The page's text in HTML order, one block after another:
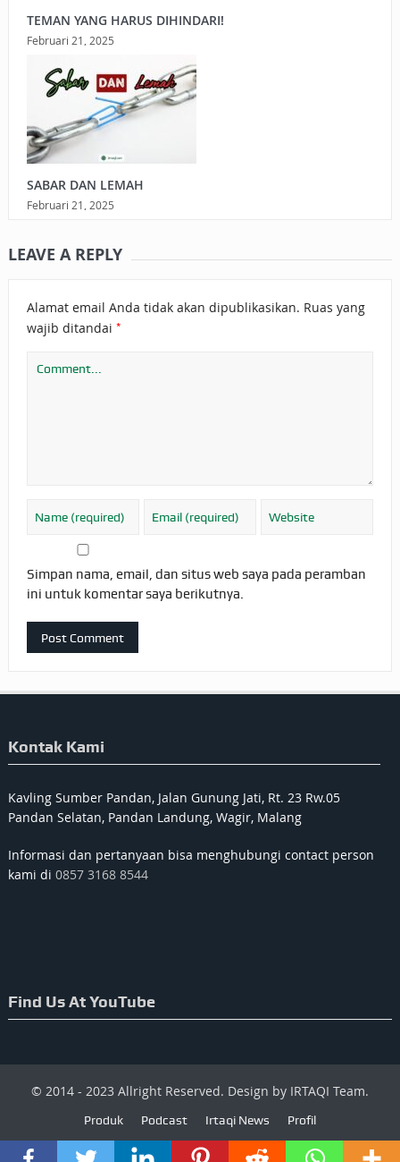
TEMAN YANG HARUS DIHINDARI!
Februari 21, 2025
SABAR DAN LEMAH
Februari 21, 2025
LEAVE A REPLY
Alamat email Anda tidak akan dipublikasikan. Ruas yang
wajib ditandai *
Simpan nama, email, dan situs web saya pada peramban
ini untuk komentar saya berikutnya.
Kontak Kami
Kavling Sumber Pandan, Jalan Gunung Jati, Rt. 23 Rw.05
Pandan Selatan, Pandan Landung, Wagir, Malang
Informasi dan pertanyaan bisa menghubungi contact person
kami di 0857 3168 8544
Find Us At YouTube
© 2014 - 2023 Allright Reserved. Design by IRTAQI Team.
Produk Podcast Irtaqi News Profil